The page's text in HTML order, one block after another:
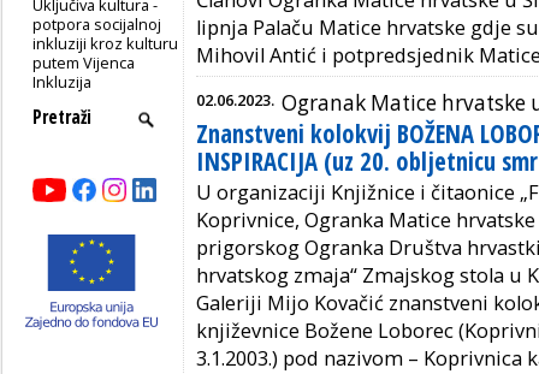
potpora socijalnoj
inkluziji kroz kulturu
putem Vijenca
Inkluzija
lipnja Palaču Matice hrvatske gdje
Mihovil Antić i potpredsjednik
02.06.2023. Ogranak Matice hrvatske
Znanstveni kolokvij BOŽENA
INSPIRACIJA (uz 20. obljetnicu
U organizaciji Knjižnice i čitaonice
Koprivnice, Ogranka Matice
prigorskog Ogranka Društva
hrvatskog zmaja“ Zmajskog stola u
Galeriji Mijo Kovačić znanstveni
književnice Božene Loborec
3.1.2003.) pod nazivom – Koprivnica